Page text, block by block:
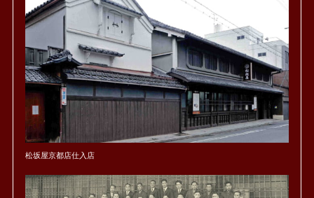
松坂屋京都店仕入店